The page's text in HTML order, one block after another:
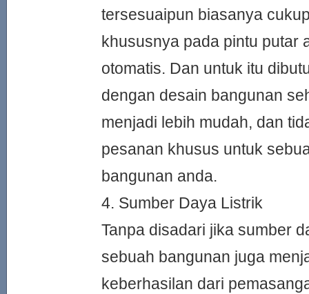
tersesuaipun biasanya
khususnya pada pintu putar
otomatis. Dan untuk itu
dengan desain bangunan
menjadi lebih mudah, dan
pesanan khusus untuk
bangunan anda.
4. Sumber Daya Listrik
Tanpa disadari jika sumber
sebuah bangunan juga
keberhasilan dari